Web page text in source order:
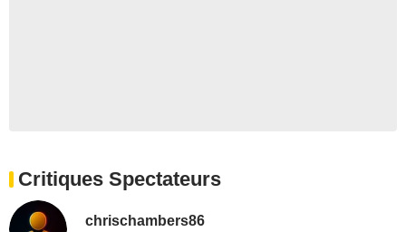
Critiques Spectateurs
chrischambers86